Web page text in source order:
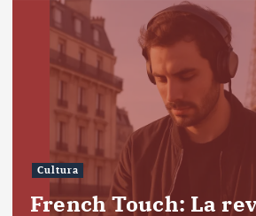
Cultura
French Touch: La